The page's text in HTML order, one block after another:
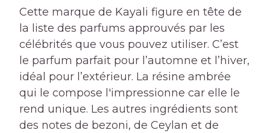
Cette marque de Kayali figure en tête de
la liste des parfums approuvés par les
célébrités que vous pouvez utiliser. C’est
le parfum parfait pour l’automne et l’hiver,
idéal pour l’extérieur. La résine ambrée
qui le compose l'impressionne car elle le
rend unique. Les autres ingrédients sont
des notes de bezoni, de Ceylan et de